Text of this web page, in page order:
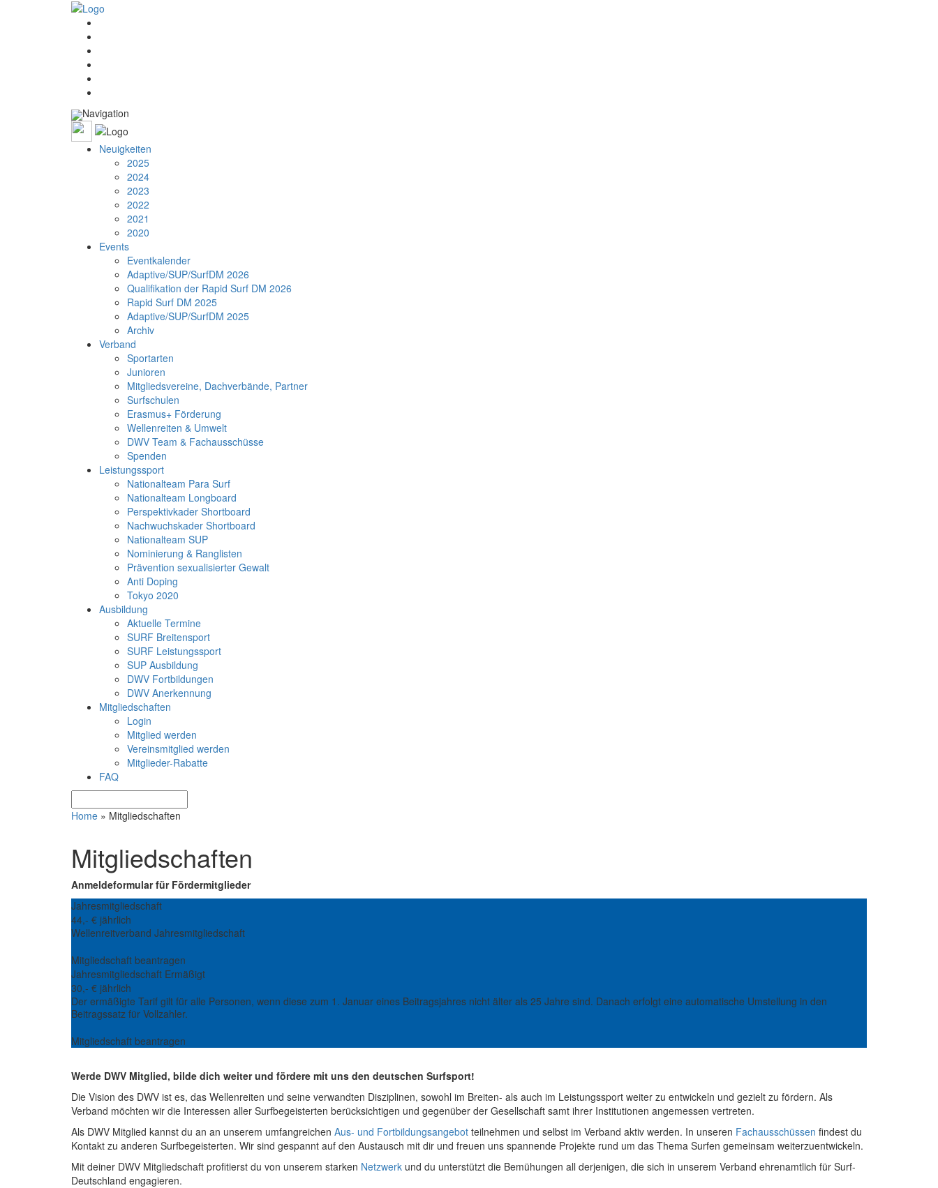
Navigation
Neuigkeiten
2025
2024
2023
2022
2021
2020
Events
Eventkalender
Adaptive/SUP/SurfDM 2026
Qualifikation der Rapid Surf DM 2026
Rapid Surf DM 2025
Adaptive/SUP/SurfDM 2025
Archiv
Verband
Sportarten
Junioren
Mitgliedsvereine, Dachverbände, Partner
Surfschulen
Erasmus+ Förderung
Wellenreiten & Umwelt
DWV Team & Fachausschüsse
Spenden
Leistungssport
Nationalteam Para Surf
Nationalteam Longboard
Perspektivkader Shortboard
Nachwuchskader Shortboard
Nationalteam SUP
Nominierung & Ranglisten
Prävention sexualisierter Gewalt
Anti Doping
Tokyo 2020
Ausbildung
Aktuelle Termine
SURF Breitensport
SURF Leistungssport
SUP Ausbildung
DWV Fortbildungen
DWV Anerkennung
Mitgliedschaften
Login
Mitglied werden
Vereinsmitglied werden
Mitglieder-Rabatte
FAQ
Home » Mitgliedschaften
Mitgliedschaften
Anmeldeformular für Fördermitglieder
Jahresmitgliedschaft
44,- € jährlich
Wellenreitverband Jahresmitgliedschaft
Mitgliedschaft beantragen
Jahresmitgliedschaft Ermäßigt
30,- € jährlich
Der ermäßigte Tarif gilt für alle Personen, wenn diese zum 1. Januar eines Beitragsjahres nicht älter als 25 Jahre sind. Danach erfolgt eine automatische Umstellung in den
Beitragssatz für Vollzahler.
Mitgliedschaft beantragen
Werde DWV Mitglied, bilde dich weiter und fördere mit uns den deutschen Surfsport!
Die Vision des DWV ist es, das Wellenreiten und seine verwandten Disziplinen, sowohl im Breiten- als auch im Leistungssport weiter zu entwickeln und gezielt zu fördern. Als
Verband möchten wir die Interessen aller Surfbegeisterten berücksichtigen und gegenüber der Gesellschaft samt ihrer Institutionen angemessen vertreten.
Als DWV Mitglied kannst du an an unserem umfangreichen Aus- und Fortbildungsangebot teilnehmen und selbst im Verband aktiv werden. In unseren Fachausschüssen findest du
Kontakt zu anderen Surfbegeisterten. Wir sind gespannt auf den Austausch mit dir und freuen uns spannende Projekte rund um das Thema Surfen gemeinsam weiterzuentwickeln.
Mit deiner DWV Mitgliedschaft profitierst du von unserem starken Netzwerk und du unterstützt die Bemühungen all derjenigen, die sich in unserem Verband ehrenamtlich für Surf-
Deutschland engagieren.